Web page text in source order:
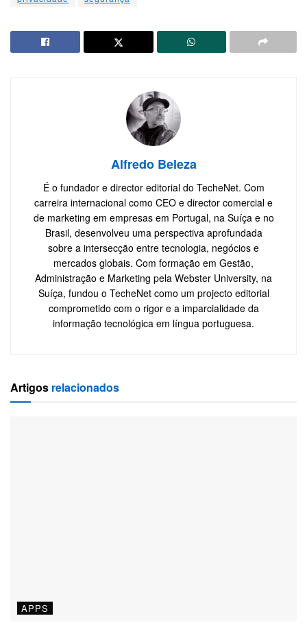
Alfredo Beleza
É o fundador e director editorial do TecheNet. Com
carreira internacional como CEO e director comercial e
de marketing em empresas em Portugal, na Suíça e no
Brasil, desenvolveu uma perspectiva aprofundada
sobre a intersecção entre tecnologia, negócios e
mercados globais. Com formação em Gestão,
Administração e Marketing pela Webster University, na
Suíça, fundou o TecheNet como um projecto editorial
comprometido com o rigor e a imparcialidade da
informação tecnológica em língua portuguesa.
Artigos relacionados
APPS